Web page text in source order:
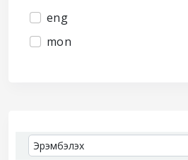
eng
mon
Sort
Sort by: